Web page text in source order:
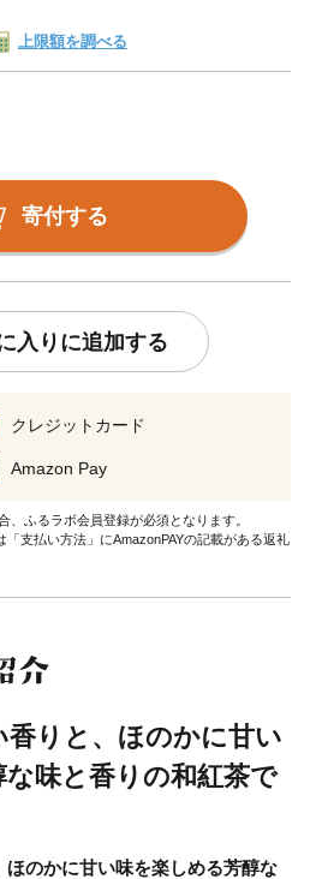
上限額を調べる
寄付する
入りに追加する
クレジットカード
Amazon Pay
、ふるラボ会員登録が必須となります。
「支払い方法」にAmazonPAYの記載がある返礼
りと、ほのかに甘い
味と香りの和紅茶で
のかに甘い味を楽しめる芳醇な